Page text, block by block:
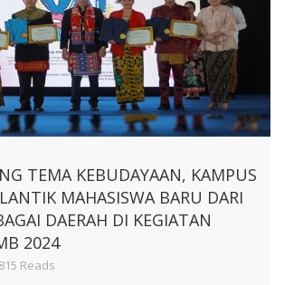
TEMA KEBUDAYAAN, KAMPUS
MAHASISWA BARU DARI
DAERAH DI KEGIATAN
2024
Reads